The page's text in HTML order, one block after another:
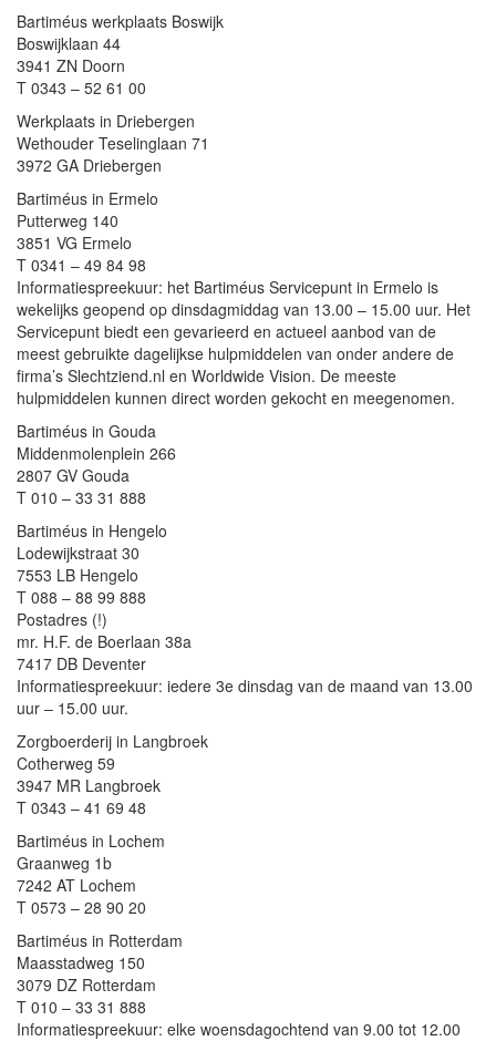
Bartiméus werkplaats Boswijk
Boswijklaan 44
3941 ZN Doorn
T 0343 – 52 61 00
Werkplaats in Driebergen
Wethouder Teselinglaan 71
3972 GA Driebergen
Bartiméus in Ermelo
Putterweg 140
3851 VG Ermelo
T 0341 – 49 84 98
Informatiespreekuur: het Bartiméus Servicepunt in Ermelo is
wekelijks geopend op dinsdagmiddag van 13.00 – 15.00 uur. Het
Servicepunt biedt een gevarieerd en actueel aanbod van de
meest gebruikte dagelijkse hulpmiddelen van onder andere de
firma’s Slechtziend.nl en Worldwide Vision. De meeste
hulpmiddelen kunnen direct worden gekocht en meegenomen.
Bartiméus in Gouda
Middenmolenplein 266
2807 GV Gouda
T 010 – 33 31 888
Bartiméus in Hengelo
Lodewijkstraat 30
7553 LB Hengelo
T 088 – 88 99 888
Postadres (!)
mr. H.F. de Boerlaan 38a
7417 DB Deventer
Informatiespreekuur: iedere 3e dinsdag van de maand van 13.00
uur – 15.00 uur.
Zorgboerderij in Langbroek
Cotherweg 59
3947 MR Langbroek
T 0343 – 41 69 48
Bartiméus in Lochem
Graanweg 1b
7242 AT Lochem
T 0573 – 28 90 20
Bartiméus in Rotterdam
Maasstadweg 150
3079 DZ Rotterdam
T 010 – 33 31 888
Informatiespreekuur: elke woensdagochtend van 9.00 tot 12.00